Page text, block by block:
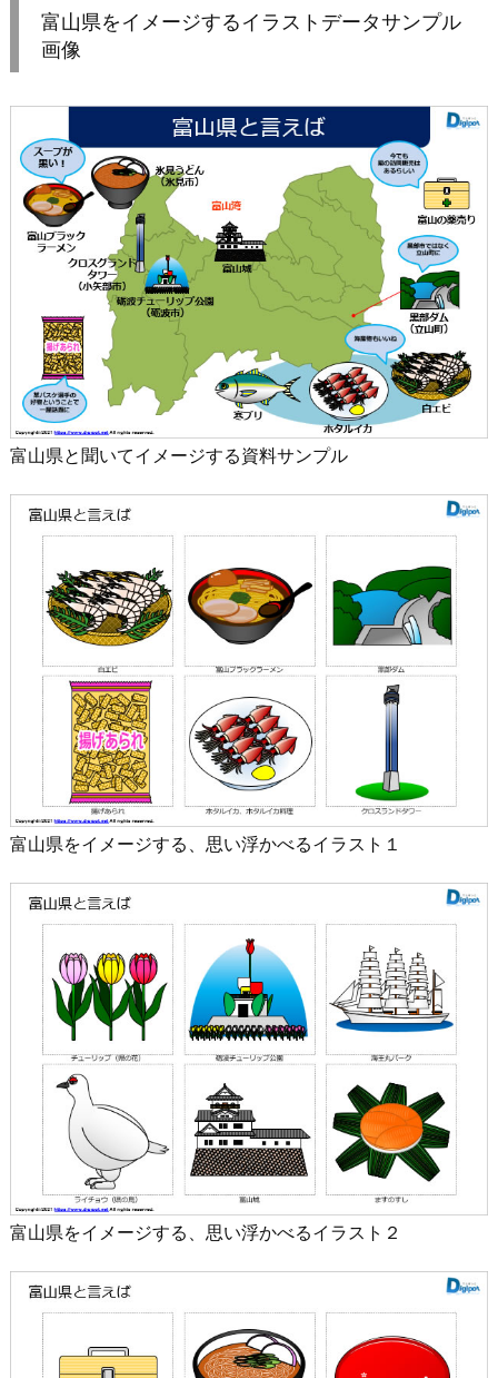
富山県をイメージするイラストデータサンプル
画像
富山県と聞いてイメージする資料サンプル
富山県をイメージする、思い浮かべるイラスト１
富山県をイメージする、思い浮かべるイラスト２